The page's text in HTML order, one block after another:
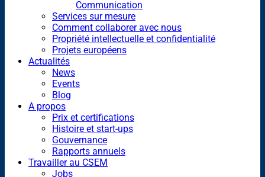
Communication
Services sur mesure
Comment collaborer avec nous
Propriété intellectuelle et confidentialité
Projets européens
Actualités
News
Events
Blog
A propos
Prix et certifications
Histoire et start-ups
Gouvernance
Rapports annuels
Travailler au CSEM
Jobs